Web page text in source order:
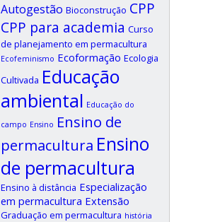
Autogestão Bioconstrução CPP
CPP para academia Curso
de planejamento em permacultura
Ecofeminismo Ecoformação Ecologia
Cultivada Educação
ambiental Educação do
campo Ensino Ensino de
permacultura Ensino
de permacultura
Ensino à distância Especialização
em permacultura Extensão
Graduação em permacultura história